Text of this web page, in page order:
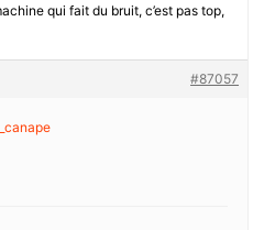
qui fait du bruit, c’est pas top,
#87057